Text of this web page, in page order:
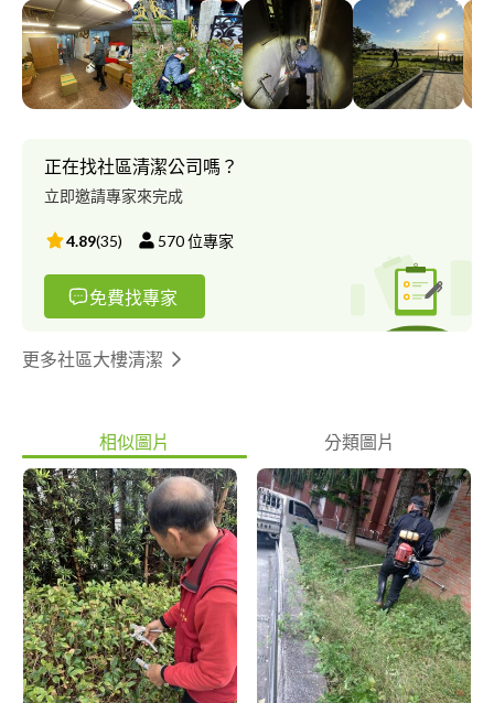
家項目： ⭐ 輕度、深度清潔 ⭐ 商業清潔 ⭐ 空屋/入住清潔 ⭐ 寵物與
動保環境清潔 病媒項目： ⭐ 蟲鼠害防治 ⭐ 人流環境滅菌 ⭐ 白蟻問
題防治 ⭐ 病媒孳生源監測計畫 ⭐ 營業環境顧問 服務流程： 環境會
勘評估＞溝通說明與報價＞制定項目＞安排合理作業時間 提供方
案： ⭐統包顧問專案 ⭐訂閱方案 ⭐單次方案 主要特色： 「價格透
需要的服務節省預算。 「環境追蹤報告」 記錄實際作業情況與問
題，定期提供環境分析報告，供業主全面追蹤了解環境成效。
「完善保固、追蹤」 定期追蹤環境後續情況，若有疑問，則安排
人員到場協助處理。 專業項目： 我們具有ISO:22000、HACCP
相關案場作業經驗，能有效管理環境，我們致力於為各種場所提供
平價、高品質的服務，使用安全有效的化學品和設備，由專業技術
人員進行服務，讓您全面掌控環境。 選擇邊境，替您守護家園邊
境! 邊境環衛管理實業 環藥病媒字第03-159號 統編:91843851
正在找社區清潔公司嗎？
立即邀請專家來完成
4.89(35) 570位專家
免費找專家
更多社區大樓清潔
相似圖片 分類圖片